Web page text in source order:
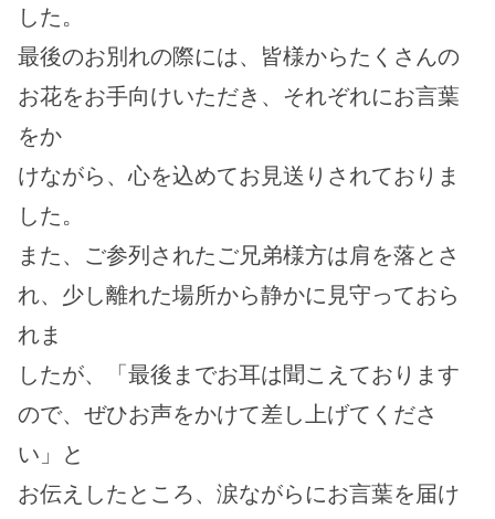
した。
最後のお別れの際には、皆様からたくさんの
お花をお手向けいただき、それぞれにお言葉
をか
けながら、心を込めてお見送りされておりま
した。
また、ご参列されたご兄弟様方は肩を落とさ
れ、少し離れた場所から静かに見守っておら
れま
したが、「最後までお耳は聞こえております
ので、ぜひお声をかけて差し上げてくださ
い」と
お伝えしたところ、涙ながらにお言葉を届け